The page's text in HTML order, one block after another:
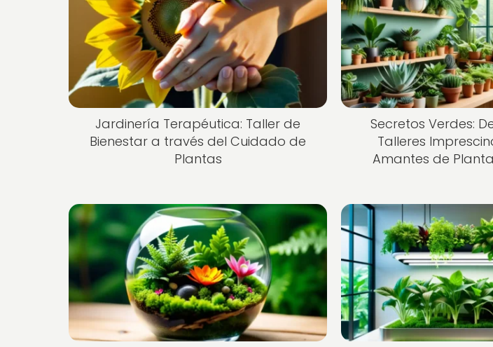
Jardinería Terapéutica: Taller de
Bienestar a través del Cuidado de
Plantas
Secretos Verdes:
Talleres
Amantes de